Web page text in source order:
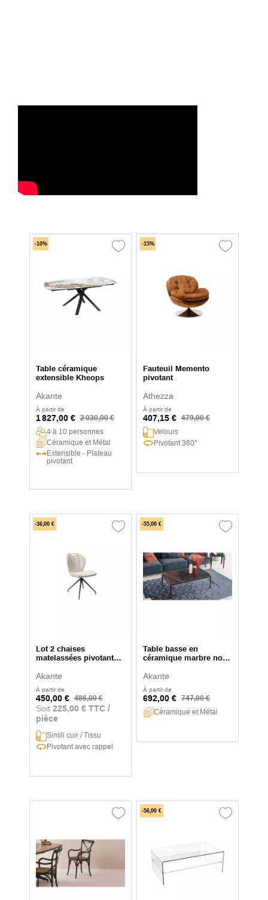
-10%
Table céramique
extensible Kheops
Akante
À partir de
1 827,00 € 2 030,00 €
4 à 10 personnes
Céramique et Métal
Extensible - Plateau
pivotant
-15%
Fauteuil Memento
pivotant
Athezza
À partir de
407,15 € 479,00 €
Velours
Pivotant 360°
-36,00 €
Lot 2 chaises
matelassées pivotantes
Akante
À partir de
450,00 € 486,00 €
Soit 225,00 € TTC /
pièce
Simili cuir / Tissu
Pivotant avec rappel
-55,00 €
Table basse en
céramique marbre noir
Akante
À partir de
692,00 € 747,00 €
Céramique et Métal
-56,00 €